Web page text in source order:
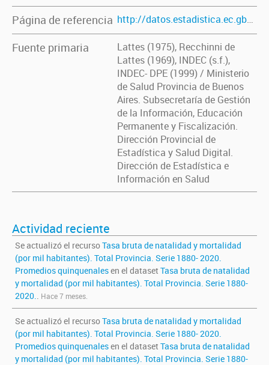
Página de referencia http://datos.estadistica.ec.gba.gov.ar/dataset/tasa-bruta-de-natalidad-y-mortalidad-por-mil-habitantes-total-provincia-serie-1880-2020
Fuente primaria
Lattes (1975), Recchinni de
Lattes (1969), INDEC (s.f.),
INDEC- DPE (1999) / Ministerio
de Salud Provincia de Buenos
Aires. Subsecretaría de Gestión
de la Información, Educación
Permanente y Fiscalización.
Dirección Provincial de
Estadística y Salud Digital.
Dirección de Estadística e
Información en Salud
Actividad reciente
Se actualizó el recursoTasa bruta de natalidad y mortalidad
(por mil habitantes). Total Provincia. Serie 1880- 2020.
Promedios quinquenalesen el dataset Tasa bruta de natalidad
y mortalidad (por mil habitantes). Total Provincia. Serie 1880-
2020.. Hace 7 meses.
Se actualizó el recursoTasa bruta de natalidad y mortalidad
(por mil habitantes). Total Provincia. Serie 1880- 2020.
Promedios quinquenalesen el dataset Tasa bruta de natalidad
y mortalidad (por mil habitantes). Total Provincia. Serie 1880-